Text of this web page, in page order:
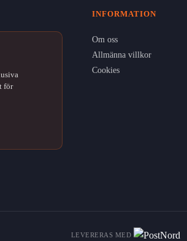
för
INFORMATION
Om oss
Allmänna villkor
Cookies
LEVERERAS MED